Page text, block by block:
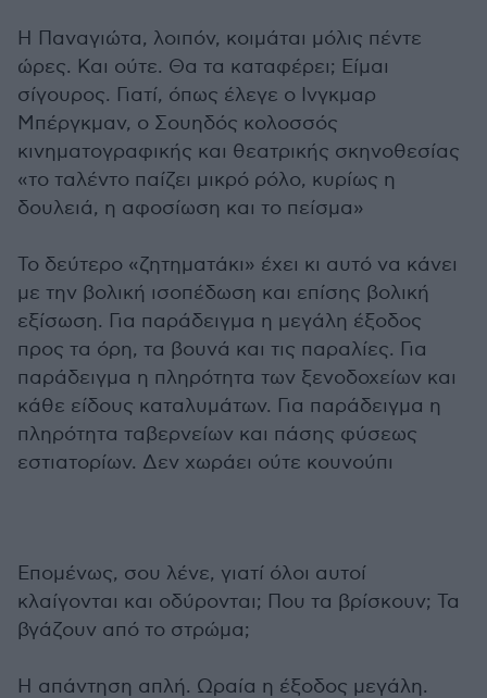
Η Παναγιώτα, λοιπόν, κοιμάται μόλις πέντε
ώρες. Και ούτε. Θα τα καταφέρει; Είμαι
σίγουρος. Γιατί, όπως έλεγε ο Ινγκμαρ
Μπέργκμαν, ο Σουηδός κολοσσός
κινηματογραφικής και θεατρικής σκηνοθεσίας
«το ταλέντο παίζει μικρό ρόλο, κυρίως η
δουλειά, η αφοσίωση και το πείσμα»
Το δεύτερο «ζητηματάκι» έχει κι αυτό να κάνει
με την βολική ισοπέδωση και επίσης βολική
εξίσωση. Για παράδειγμα η μεγάλη έξοδος
προς τα όρη, τα βουνά και τις παραλίες. Για
παράδειγμα η πληρότητα των ξενοδοχείων και
κάθε είδους καταλυμάτων. Για παράδειγμα η
πληρότητα ταβερνείων και πάσης φύσεως
εστιατορίων. Δεν χωράει ούτε κουνούπι
Επομένως, σου λένε, γιατί όλοι αυτοί
κλαίγονται και οδύρονται; Που τα βρίσκουν; Τα
βγάζουν από το στρώμα;
Η απάντηση απλή. Ωραία η έξοδος μεγάλη.